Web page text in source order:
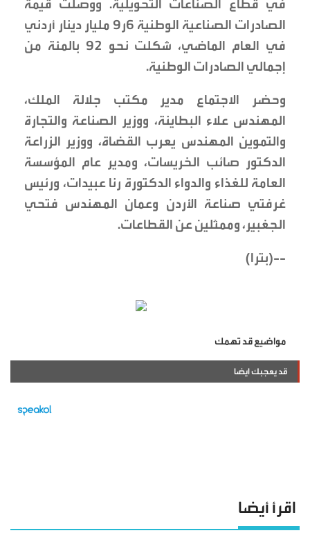
في قطاع الصناعات التحويلية. ووصلت قيمة
الصادرات الصناعية الوطنية 6ر9 مليار دينار أردني
في العام الماضي، شكلت نحو 92 بالمئة من
إجمالي الصادرات الوطنية.
وحضر الاجتماع مدير مكتب جلالة الملك،
المهندس علاء البطاينة، ووزير الصناعة والتجارة
والتموين المهندس يعرب القضاة، ووزير الزراعة
الدكتور صائب الخريسات، ومدير عام المؤسسة
العامة للغذاء والدواء الدكتورة رنا عبيدات، ورئيس
غرفتي صناعة الأردن وعمان المهندس فتحي
الجغبير، وممثلين عن القطاعات.
--(بترا)
مواضيع قد تهمك
قد يعجبك ايضا
اقرأ أيضا